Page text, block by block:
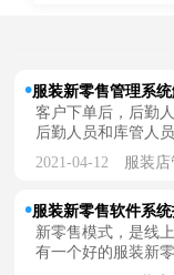
服装新零售管理系
客户下单后，后勤
后勤人员和库管人
2021-04-12 服装
服装新零售软件系
新零售模式，是线
有一个好的服装新